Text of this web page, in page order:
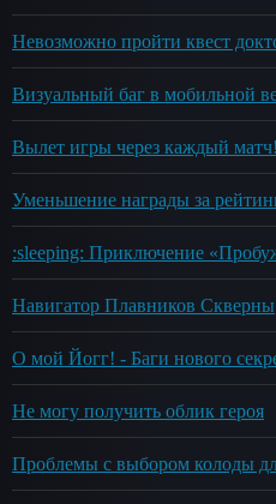
Невозможно пройти квест
Визуальный баг в мобильной
Вылет игры через каждый матч!
Уменьшение награды за
:sleeping: Приключение
Навигатор Плавников Скверны
О мой Йогг! - Баги нового
Не могу получить облик героя
Проблемы с выбором колоды